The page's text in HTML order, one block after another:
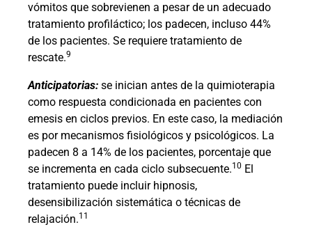
vómitos que sobrevienen a pesar de un adecuado
tratamiento profiláctico; los padecen, incluso 44%
de los pacientes. Se requiere tratamiento de
rescate.9
Anticipatorias: se inician antes de la quimioterapia
como respuesta condicionada en pacientes con
emesis en ciclos previos. En este caso, la mediación
es por mecanismos fisiológicos y psicológicos. La
padecen 8 a 14% de los pacientes, porcentaje que
se incrementa en cada ciclo subsecuente.10 El
tratamiento puede incluir hipnosis,
desensibilización sistemática o técnicas de
relajación.11